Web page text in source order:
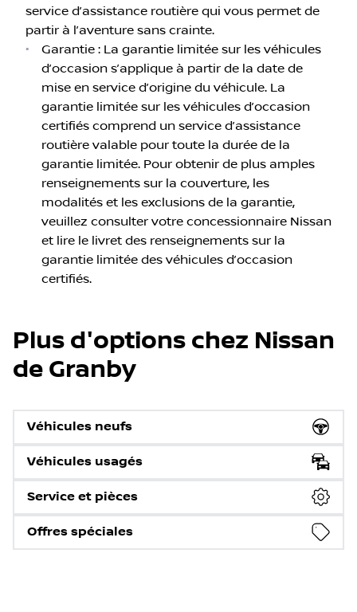
service d’assistance routière qui vous permet de
partir à l’aventure sans crainte.
•
Garantie : La garantie limitée sur les véhicules
d’occasion s’applique à partir de la date de
mise en service d’origine du véhicule. La
garantie limitée sur les véhicules d’occasion
certifiés comprend un service d’assistance
routière valable pour toute la durée de la
garantie limitée. Pour obtenir de plus amples
renseignements sur la couverture, les
modalités et les exclusions de la garantie,
veuillez consulter votre concessionnaire Nissan
et lire le livret des renseignements sur la
garantie limitée des véhicules d’occasion
certifiés.
Plus d'options chez Nissan
de Granby
Véhicules neufs
Véhicules usagés
Service et pièces
Offres spéciales